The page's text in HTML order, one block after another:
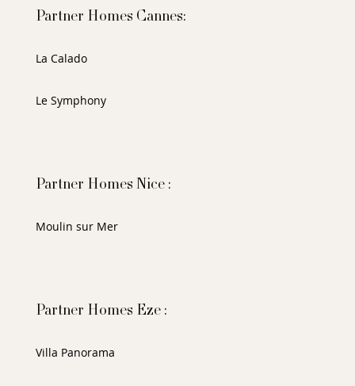
Partner Homes Cannes:
La Calado
Le Symphony
Partner Homes Nice :
Moulin sur Mer
Partner Homes Eze :
Villa Panorama